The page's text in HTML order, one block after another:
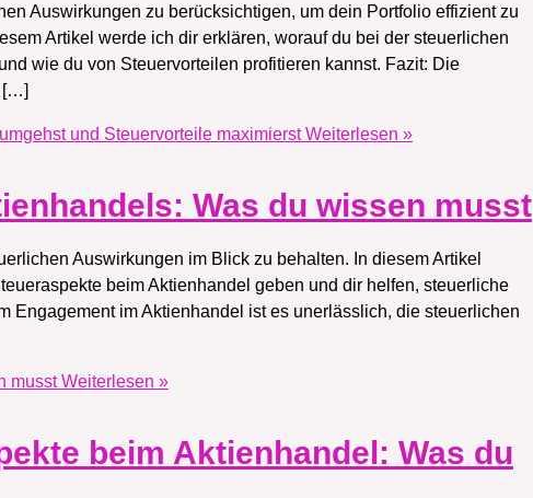
Auswirkungen zu berücksichtigen, um dein Portfolio effizient zu
Artikel werde ich dir erklären, worauf du bei der steuerlichen
wie du von Steuervorteilen profitieren kannst. Fazit: Die
[…]
und Steuervorteile maximierstWeiterlesen »
Was du wissen musst
Auswirkungen im Blick zu behalten. In diesem Artikel
beim Aktienhandel geben und dir helfen, steuerliche
Engagement im Aktienhandel ist es unerlässlich, die steuerlichen
musstWeiterlesen »
beim Aktienhandel: Was du